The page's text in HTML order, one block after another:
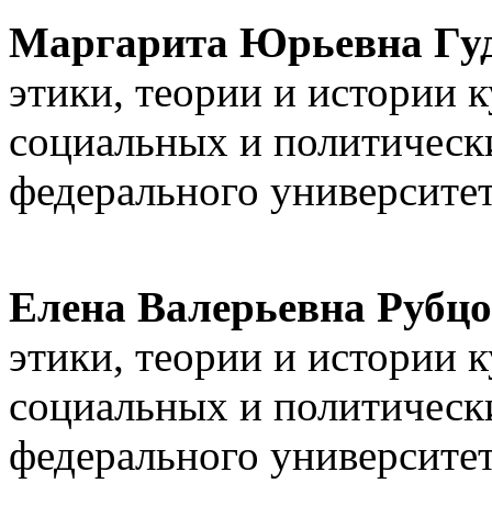
Маргарита Юрьевна
этики, теории и истории
социальных и
федерального
Елена Валерьевна
этики, теории и истории
социальных и
федерального